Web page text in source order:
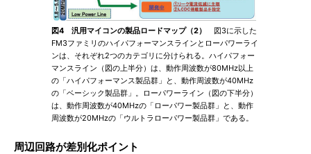
図4 汎用マイコンの製品ロードマップ（2）
図3に示した
FM3ファミリのハイパフォーマンスラインとローパワーライ
ンは、それぞれ2つのカテゴリに分けられる。ハイパフォー
マンスライン（図の上半分）は、動作周波数が80MHz以上
の「ハイパフォーマンス製品群」と、動作周波数が40MHz
の「ベーシック製品群」。ローパワーライン（図の下半分）
は、動作周波数が40MHzの「ローパワー製品群」と、動作
周波数が20MHzの「ウルトラローパワー製品群」である。
周辺回路が差別化ポイント